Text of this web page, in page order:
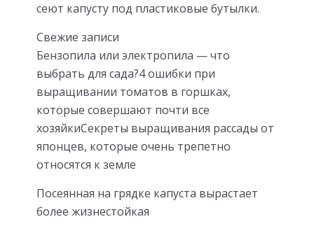
сеют капусту под пластиковые бутылки.
Свежие записи
Бензопила или электропила — что
выбрать для сада?4 ошибки при
выращивании томатов в горшках,
которые совершают почти все
хозяйкиСекреты выращивания рассады от
японцев, которые очень трепетно
относятся к земле
Посеянная на грядке капуста вырастает
более жизнестойкая